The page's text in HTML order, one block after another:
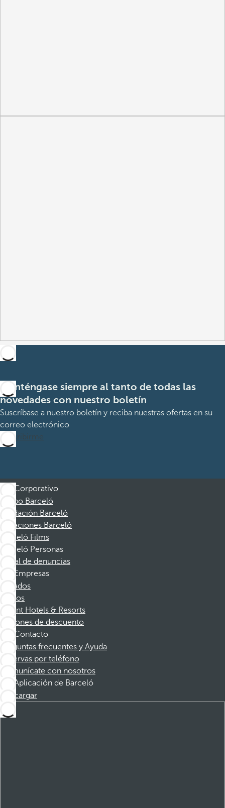
Manténgase siempre al tanto de todas las
novedades con nuestro boletín
Suscríbase a nuestro boletín y reciba nuestras ofertas en su
correo electrónico
Suscribirme
Corporativo
Grupo Barceló
Fundación Barceló
Vacaciones Barceló
Barceló Films
Barceló Personas
Canal de denuncias
Empresas
Afiliados
Socios
Dorint Hotels & Resorts
Cupones de descuento
Contacto
Preguntas frecuentes y Ayuda
Reservas por teléfono
Comunícate con nosotros
Aplicación de Barceló
Descargar